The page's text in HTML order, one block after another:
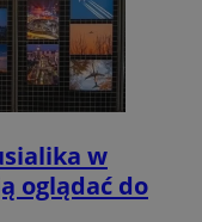
w
oglądać do